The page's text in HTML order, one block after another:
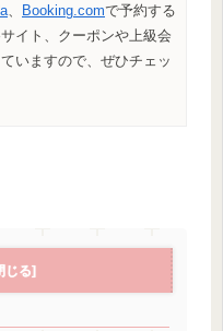
Booking.comで予約する
イト、クーポンや上級会
いますので、ぜひチェッ